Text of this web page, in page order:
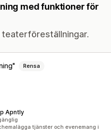
med funktioner för
Rensa
Apntly
tjänster och evenemang i